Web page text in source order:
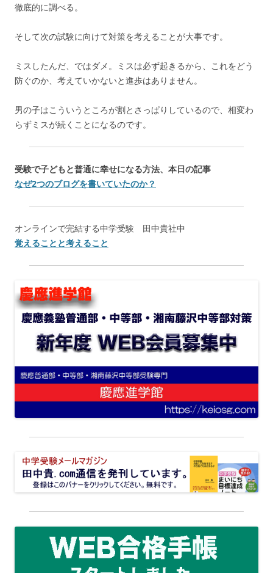
徹底的に調べる。
そして次の試験に向けて対策を考えることが大事です。
ミスしたんだ、ではダメ。ミスは必ず起きるから、これをどう
防ぐのか、考えていかないと進歩はありません。
男の子はこういうところが割とさっぱりしているので、相変わ
らずミスが続くことになるのです。
受験で子どもと普通に幸せになる方法、本日の記事
なぜ2つのブログを書いていたのか？
オンラインで完結する中学受験 田中貴社中
覚えることと考えること